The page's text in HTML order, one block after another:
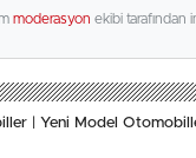
moderasyon ekibi tarafından
| Yeni Model